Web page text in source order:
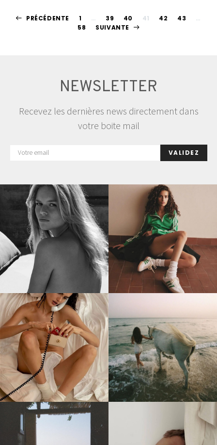
Pagination
PRÉCÉDENTE 1 … 39 40 41 42 43
…
58
SUIVANTE
NEWSLETTER
Recevez les dernières news directement dans
votre boite mail
VALIDEZ